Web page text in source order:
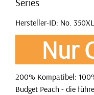
Hersteller-ID: No.
Nur
200% Kompatibel:
Budget Peach - die